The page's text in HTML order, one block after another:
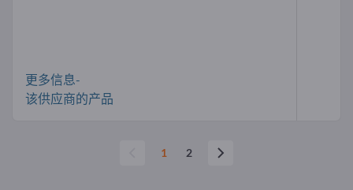
更多信息-
该供应商的产品
1 2